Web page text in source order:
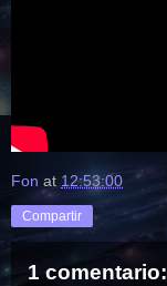
Fon at 12:53:00
Compartir
1 comentario: